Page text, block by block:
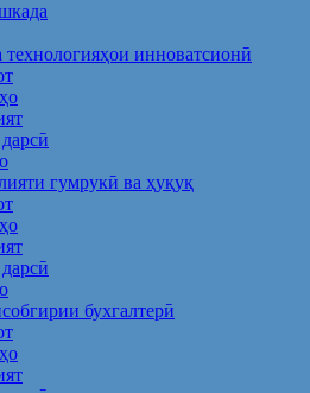
технологияҳои инноватсионӣ
гумрукӣ ва ҳуқуқ
бухгалтерӣ